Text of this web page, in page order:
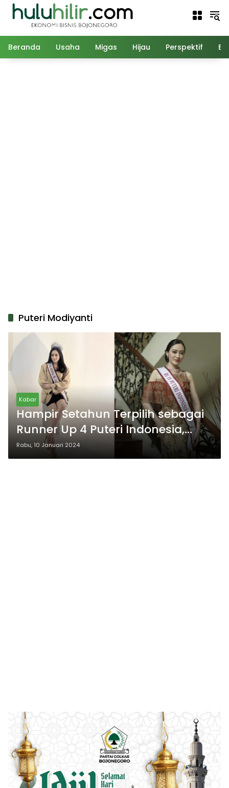
Langsung
Beranda Usaha Migas Hijau Perspektif
Puteri Modiyanti
Kabar
Hampir Setahun Terpilih sebagai
Runner Up 4 Puteri Indonesia,
Simak 8 Potret Luar Biasa Puteri
Modiyanti Menjadi Model
Rabu, 10 Januari 2024